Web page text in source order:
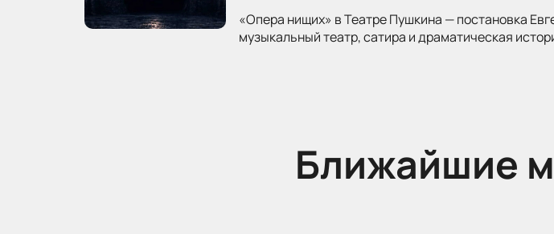
«Опера нищих» в Театре Пушкина — постановка
музыкальный театр, сатира и драматическая
Ближайшие